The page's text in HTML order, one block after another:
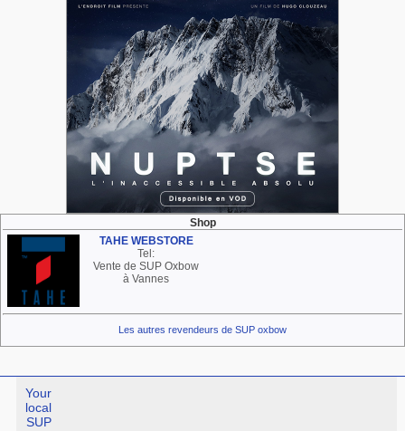
Shop
TAHE WEBSTORE
Tel:
Vente de SUP Oxbow
à Vannes
Les autres revendeurs de SUP oxbow
Your
local
SUP